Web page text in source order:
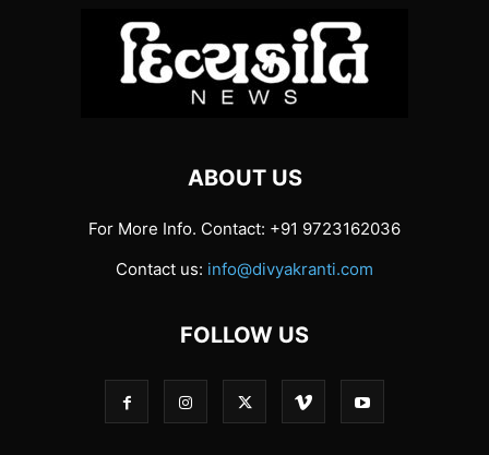
ABOUT US
For More Info. Contact: +91 9723162036
Contact us: info@divyakranti.com
FOLLOW US